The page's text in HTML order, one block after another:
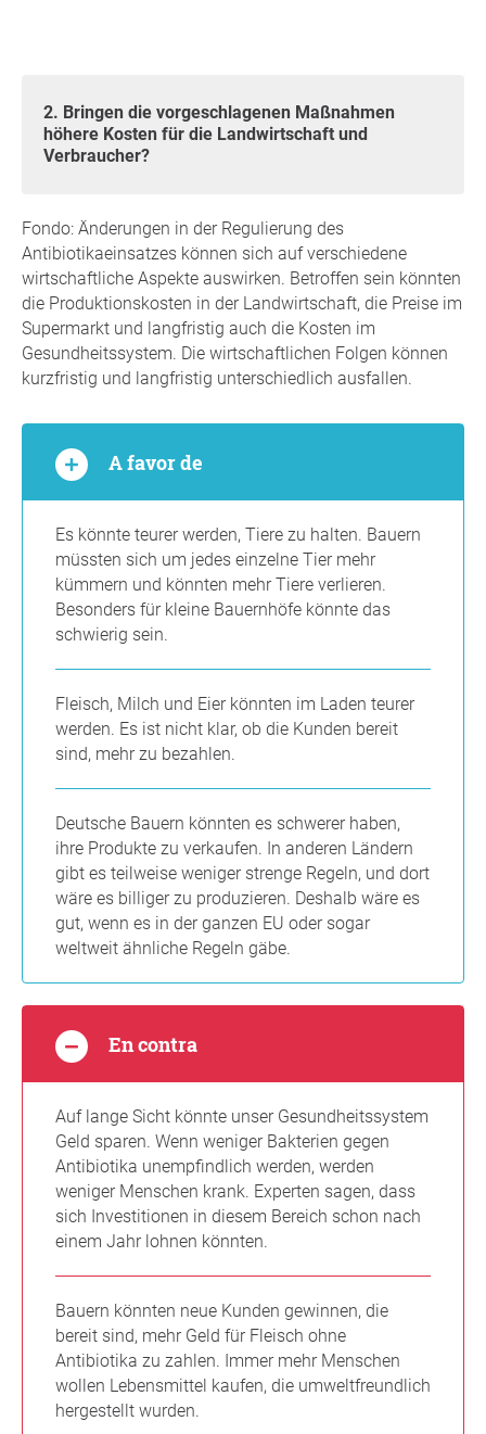
2. Bringen die vorgeschlagenen Maßnahmen
höhere Kosten für die Landwirtschaft und
Verbraucher?
Fondo: Änderungen in der Regulierung des
Antibiotikaeinsatzes können sich auf verschiedene
wirtschaftliche Aspekte auswirken. Betroffen sein könnten
die Produktionskosten in der Landwirtschaft, die Preise im
Supermarkt und langfristig auch die Kosten im
Gesundheitssystem. Die wirtschaftlichen Folgen können
kurzfristig und langfristig unterschiedlich ausfallen.
A favor de
Es könnte teurer werden, Tiere zu halten. Bauern
müssten sich um jedes einzelne Tier mehr
kümmern und könnten mehr Tiere verlieren.
Besonders für kleine Bauernhöfe könnte das
schwierig sein.
Fleisch, Milch und Eier könnten im Laden teurer
werden. Es ist nicht klar, ob die Kunden bereit
sind, mehr zu bezahlen.
Deutsche Bauern könnten es schwerer haben,
ihre Produkte zu verkaufen. In anderen Ländern
gibt es teilweise weniger strenge Regeln, und dort
wäre es billiger zu produzieren. Deshalb wäre es
gut, wenn es in der ganzen EU oder sogar
weltweit ähnliche Regeln gäbe.
En contra
Auf lange Sicht könnte unser Gesundheitssystem
Geld sparen. Wenn weniger Bakterien gegen
Antibiotika unempfindlich werden, werden
weniger Menschen krank. Experten sagen, dass
sich Investitionen in diesem Bereich schon nach
einem Jahr lohnen könnten.
Bauern könnten neue Kunden gewinnen, die
bereit sind, mehr Geld für Fleisch ohne
Antibiotika zu zahlen. Immer mehr Menschen
wollen Lebensmittel kaufen, die umweltfreundlich
hergestellt wurden.